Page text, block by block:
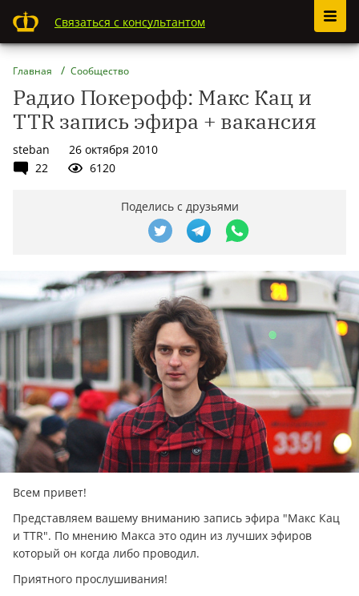
Связаться с консультантом
Главная Сообщество
Радио Покерофф: Макс Кац и
TTR запись эфира + вакансия
steban
26 октября 2010
22
6120
Поделись с друзьями
Всем привет!
Представляем вашему вниманию запись эфира "Макс Кац
и TTR". По мнению Макса это один из лучших эфиров
который он когда либо проводил.
Приятного прослушивания!